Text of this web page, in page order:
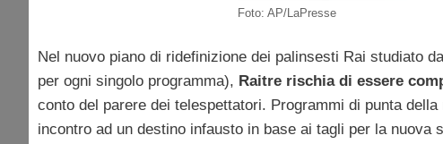
Foto: AP/LaPresse
Nel nuovo piano di ridefinizione dei palinsesti Rai studiato
per ogni singolo programma), Raitre rischia di essere
conto del parere dei telespettatori. Programmi di punta della
incontro ad un destino infausto in base ai tagli per la